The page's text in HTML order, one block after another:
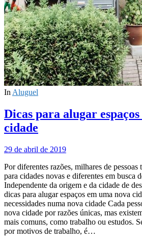
In Aluguel
Dicas para alugar
cidade
29 de abril de 2019
Por diferentes razões, milhares de pessoas
para cidades novas e diferentes em busca
Independente da origem e da cidade de
dicas para alugar espaços em uma nova
necessidades numa nova cidade Cada
nova cidade por razões únicas, mas
mais comuns, como trabalho ou estudos.
por motivos de trabalho, é…